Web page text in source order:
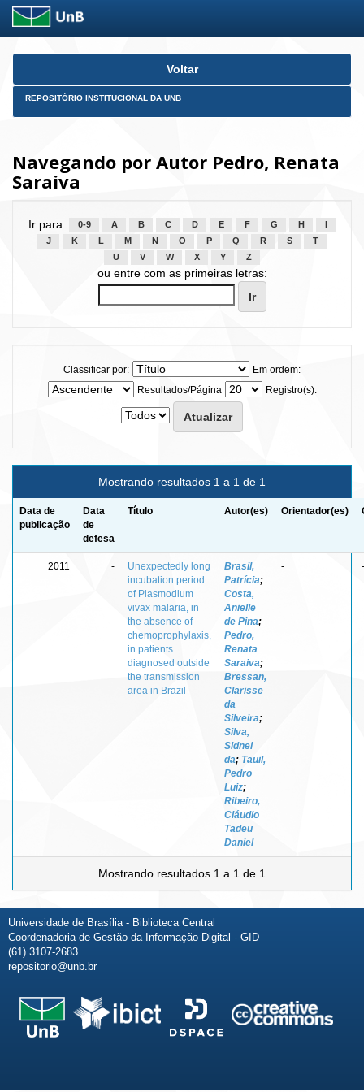
Skip
Voltar
REPOSITÓRIO INSTITUCIONAL DA UNB
Navegando por Autor Pedro, Renata
Saraiva
Ir para: 0-9 A B C D E F G H
J
K L M N O P Q R S
T
U
V W X Y Z
ou entre com as primeiras letras:
Classificar por:
Em ordem:
Resultados/Página
Registro(s):
Mostrando resultados 1 a 1 de 1
Data de
publicação
Data
de
defesa
Título Autor(es) Orientador(es)
2011 -
Unexpectedly long
incubation period
of Plasmodium
vivax malaria, in
the absence of
chemoprophylaxis,
in patients
diagnosed outside
the transmission
area in Brazil
Brasil,
Patrícia;
Costa,
Anielle
de Pina;
Pedro,
Renata
Saraiva;
Bressan,
Clarisse
da
Silveira;
Silva,
Sidnei
da; Tauil,
Pedro
Luiz;
Ribeiro,
Cláudio
Tadeu
Daniel
- -
Mostrando resultados 1 a 1 de 1
Universidade de Brasília - Biblioteca Central
Coordenadoria de Gestão da Informação Digital - GID
(61) 3107-2683
repositorio@unb.br